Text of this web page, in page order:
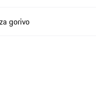
gorivo